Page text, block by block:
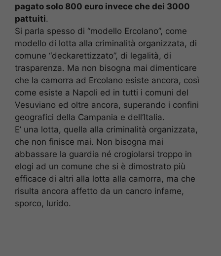
pagato solo 800 euro invece che dei 3000
pattuiti.
Si parla spesso di “modello Ercolano”, come
modello di lotta alla criminalità organizzata, di
comune “deckarettizzato”, di legalità, di
trasparenza. Ma non bisogna mai dimenticare
che la camorra ad Ercolano esiste ancora, così
come esiste a Napoli ed in tutti i comuni del
Vesuviano ed oltre ancora, superando i confini
geografici della Campania e dell‘Italia.
E’ una lotta, quella alla criminalità organizzata,
che non finisce mai. Non bisogna mai
abbassare la guardia né crogiolarsi troppo in
elogi ad un comune che si è dimostrato più
efficace di altri alla lotta alla camorra, ma che
risulta ancora affetto da un cancro infame,
sporco, lurido.